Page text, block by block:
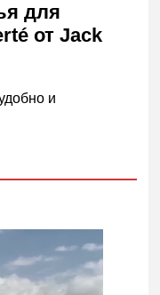
для
от Jack
и